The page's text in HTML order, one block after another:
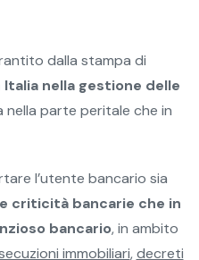
dalla stampa di
nella gestione delle
nella parte peritale che in
l’utente bancario sia
criticità bancarie che in
bancario, in ambito
immobiliari,decreti